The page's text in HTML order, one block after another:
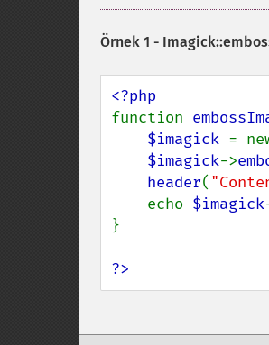
Örnek 1 -
function
$imagick =
$imagick->
header(
    echo
$imagick
}
?>